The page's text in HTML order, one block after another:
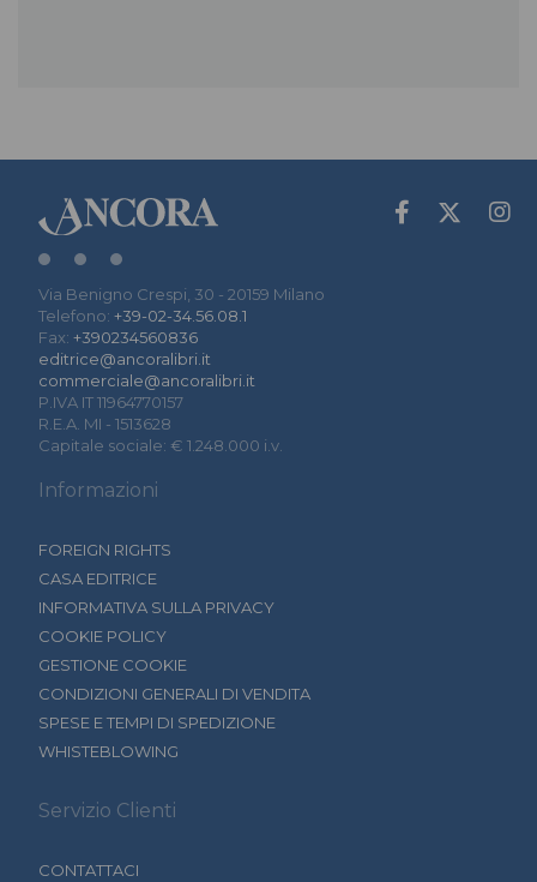
Via Benigno Crespi, 30 - 20159 Milano
Telefono: +39-02-34.56.08.1
Fax: +390234560836
editrice@ancoralibri.it
commerciale@ancoralibri.it
P.IVA IT 11964770157
R.E.A. MI - 1513628
Capitale sociale: € 1.248.000 i.v.
Informazioni
FOREIGN RIGHTS
CASA EDITRICE
INFORMATIVA SULLA PRIVACY
COOKIE POLICY
GESTIONE COOKIE
CONDIZIONI GENERALI DI VENDITA
SPESE E TEMPI DI SPEDIZIONE
WHISTEBLOWING
Servizio Clienti
CONTATTACI